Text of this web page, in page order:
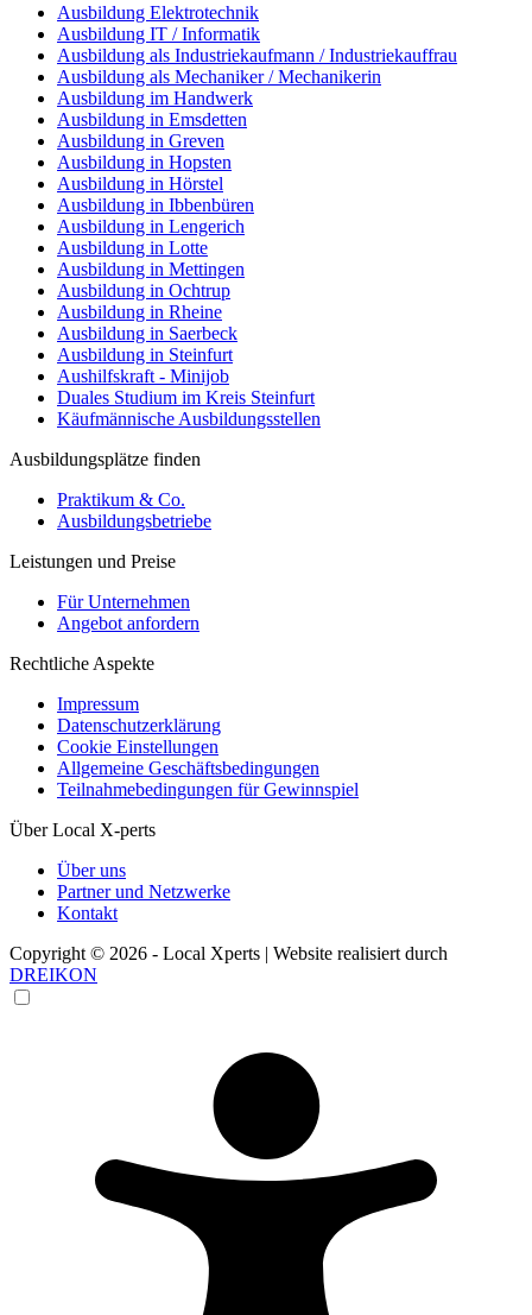
Ausbildung Elektrotechnik
Ausbildung IT / Informatik
Ausbildung als Industriekaufmann / Industriekauffrau
Ausbildung als Mechaniker / Mechanikerin
Ausbildung im Handwerk
Ausbildung in Emsdetten
Ausbildung in Greven
Ausbildung in Hopsten
Ausbildung in Hörstel
Ausbildung in Ibbenbüren
Ausbildung in Lengerich
Ausbildung in Lotte
Ausbildung in Mettingen
Ausbildung in Ochtrup
Ausbildung in Rheine
Ausbildung in Saerbeck
Ausbildung in Steinfurt
Aushilfskraft - Minijob
Duales Studium im Kreis Steinfurt
Käufmännische Ausbildungsstellen
Ausbildungsplätze finden
Praktikum & Co.
Ausbildungsbetriebe
Leistungen und Preise
Für Unternehmen
Angebot anfordern
Rechtliche Aspekte
Impressum
Datenschutzerklärung
Cookie Einstellungen
Allgemeine Geschäftsbedingungen
Teilnahmebedingungen für Gewinnspiel
Über Local X-perts
Über uns
Partner und Netzwerke
Kontakt
Copyright © 2026 - Local Xperts | Website realisiert durch
DREIKON